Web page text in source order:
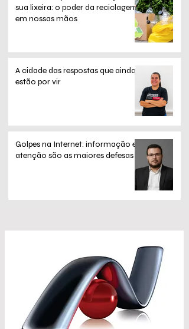
sua lixeira: o poder da reciclagem
em nossas mãos
A cidade das respostas que ainda
estão por vir
Golpes na Internet: informação e
atenção são as maiores defesas